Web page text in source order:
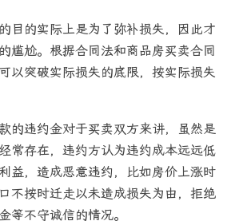
目的实际上是为了弥补损失，因此才
尴尬。根据合同法和商品房买卖合同
以突破实际损失的底限，按实际损失
的违约金对于买卖双方来讲，虽然是
常存在，违约方认为违约成本远远低
益，造成恶意违约，比如房价上涨时
不按时迁走以未造成损失为由，拒绝
等不守诚信的情况。